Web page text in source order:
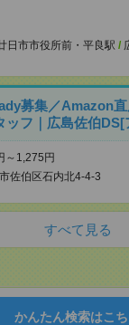
日市市役所前・平良駅 /
募集／Amazon
ッフ｜広島佐伯DS[
～1,275円
佐伯区石内北4-4-3
すべて見る
かんたん検索はこ